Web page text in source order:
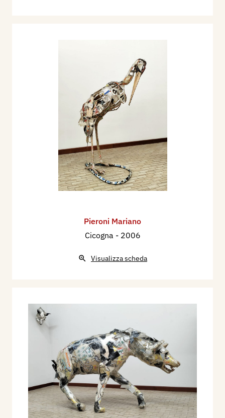
Pieroni Mariano
Cicogna - 2006
Visualizza scheda